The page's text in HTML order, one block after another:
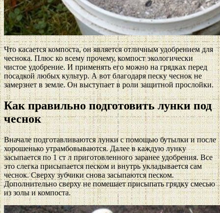
Что касается компоста, он является отличным удобрением для
чеснока. Плюс ко всему прочему, компост экологически
чистое удобрение. И применять его можно на грядках перед
посадкой любых культур. А вот благодаря песку чеснок не
замерзнет в земле. Он выступает в роли защитной прослойки.
Как правильно подготовить лунки под
чеснок
Вначале подготавливаются лунки с помощью бутылки и после
хорошенько утрамбовываются. Далее в каждую лунку
засыпается по 1 ст л приготовленного заранее удобрения. Все
это слегка присыпается песком и внутрь укладывается сам
чеснок. Сверху зубчики снова засыпаются песком.
Дополнительно сверху не помешает присыпать грядку смесью
из золы и компоста.